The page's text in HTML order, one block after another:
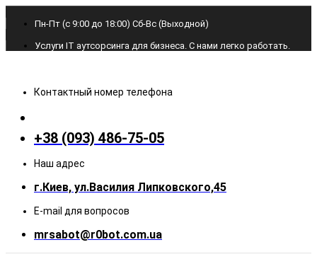
Пн-Пт (с 9:00 до 18:00) Cб-Вс (Выходной)
Услуги IT аутсорсинга для бизнеса. С нами легко работать.
Контактный номер телефона
+38 (093) 486-75-05
Наш адрес
г.Киев, ул.Василия Липковского,45
E-mail для вопросов
mrsabot@r0bot.com.ua